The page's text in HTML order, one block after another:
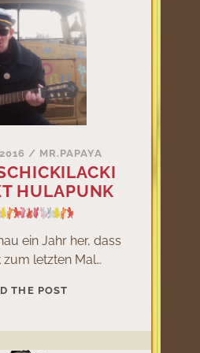
PETER!
/ MR.PAPAYA
HULAPUNK
ein Jahr her, dass
letzten Mal…
THE POSTKÄPT`N